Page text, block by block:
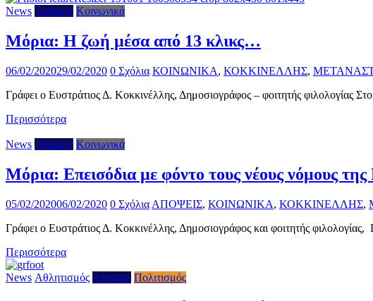
News Απόψεις Κοινωνικά
Μόρια: Η ζωή μέσα από 13 κλικς…
06/02/202029/02/2020 0 Σχόλια ΚΟΙΝΩΝΙΚΑ, ΚΟΚΚΙΝΕΛΛΗΣ,
Γράφει ο Ευστράτιος Δ. Κοκκινέλλης, Δημοσιογράφος – φοιτητής φιλολογίας
Περισσότερα
News Απόψεις Κοινωνικά
Μόρια: Επεισόδια με φόντο τους νέους νόμους
05/02/202006/02/2020 0 Σχόλια ΑΠΟΨΕΙΣ, ΚΟΙΝΩΝΙΚΑ, ΚΟΚΚΙΝΕΛΛΗΣ,
Γράφει ο Ευστράτιος Δ. Κοκκινέλλης, Δημοσιογράφος και φοιτητής
Περισσότερα
News Αθλητισμός Απόψεις Πολιτισμός